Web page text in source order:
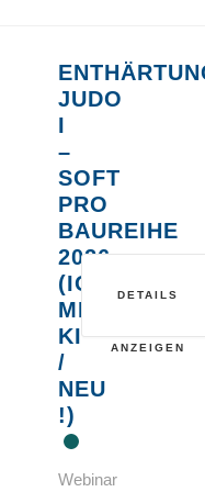
JUDO
I
–
SOFT
PRO
BAUREIHE
2026
MIT
KI
/
NEU
!)
Webinar
DETAILS
ANZEIGEN